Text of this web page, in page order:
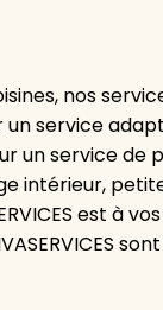
nos
un service
un service de
intérieur,
est à